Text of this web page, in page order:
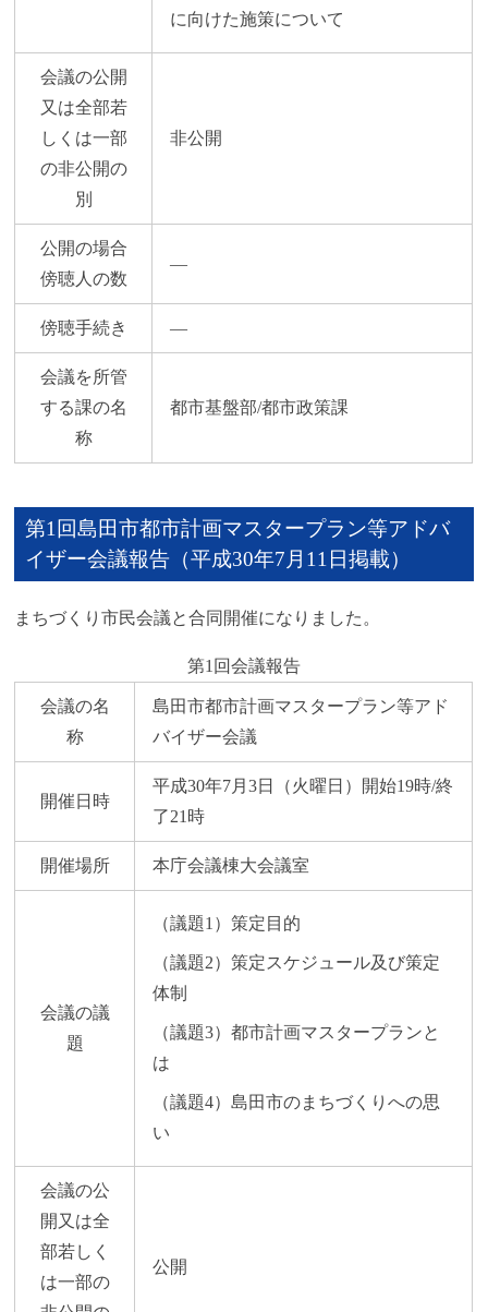
に向けた施策について
会議の公開
又は全部若
しくは一部
の非公開の
別
非公開
公開の場合
傍聴人の数
―
傍聴手続き ―
会議を所管
する課の名
称
都市基盤部/都市政策課
第1回島田市都市計画マスタープラン等アドバ
イザー会議報告（平成30年7月11日掲載）
まちづくり市民会議と合同開催になりました。
第1回会議報告
会議の名
称
島田市都市計画マスタープラン等アド
バイザー会議
開催日時
平成30年7月3日（火曜日）開始19時/終
了21時
開催場所 本庁会議棟大会議室
会議の議
題
（議題1）策定目的
（議題2）策定スケジュール及び策定
体制
（議題3）都市計画マスタープランと
は
（議題4）島田市のまちづくりへの思
い
会議の公
開又は全
部若しく
は一部の
公開